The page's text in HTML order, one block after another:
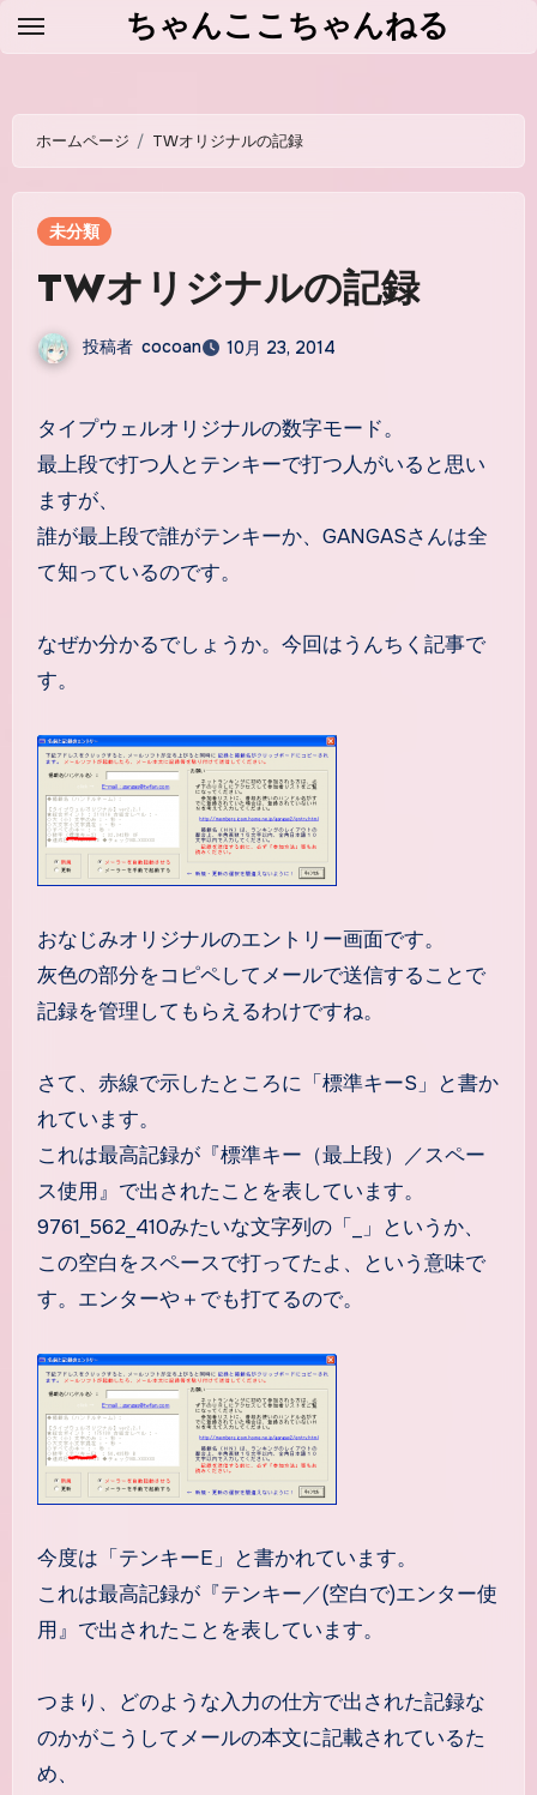
ン
ン
ちゃんここちゃんねる
ホームページ TWオリジナルの記録
未分類
TWオリジナルの記録
投稿者 cocoan 10月 23, 2014
タイプウェルオリジナルの数字モード。
最上段で打つ人とテンキーで打つ人がいると思い
ますが、
誰が最上段で誰がテンキーか、GANGASさんは全
て知っているのです。
なぜか分かるでしょうか。今回はうんちく記事で
す。
おなじみオリジナルのエントリー画面です。
灰色の部分をコピペしてメールで送信することで
記録を管理してもらえるわけですね。
さて、赤線で示したところに「標準キーS」と書か
れています。
これは最高記録が『標準キー（最上段）／スペー
ス使用』で出されたことを表しています。
9761_562_410みたいな文字列の「_」というか、
この空白をスペースで打ってたよ、という意味で
す。エンターや＋でも打てるので。
今度は「テンキーE」と書かれています。
これは最高記録が『テンキー／(空白で)エンター使
用』で出されたことを表しています。
つまり、どのような入力の仕方で出された記録な
のかがこうしてメールの本文に記載されているた
め、